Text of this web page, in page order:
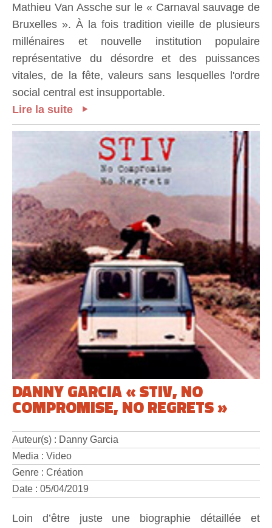
Mathieu Van Assche sur le « Carnaval sauvage de
Bruxelles ». À la fois tradition vieille de plusieurs
millénaires et nouvelle institution populaire
représentative du désordre et des puissances
vitales, de la fête, valeurs sans lesquelles l'ordre
social central est insupportable.
Lire la suite
DANNY GARCIA « STIV, NO
COMPROMISE, NO REGRETS »
Auteur(s) : Danny Garcia
Media : Video
Genre : Création
Date : 05/04/2019
Loin d’être juste une biographie détaillée et